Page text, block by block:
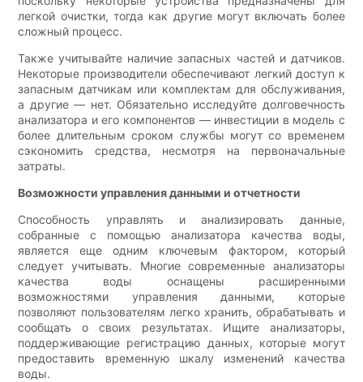
легкой очистки, тогда как другие могут включать более
сложный процесс.
Также учитывайте наличие запасных частей и датчиков.
Некоторые производители обеспечивают легкий доступ к
запасным датчикам или комплектам для обслуживания,
а другие — нет. Обязательно исследуйте долговечность
анализатора и его компонентов — инвестиции в модель с
более длительным сроком службы могут со временем
сэкономить средства, несмотря на первоначальные
затраты.
Возможности управления данными и отчетности
Способность управлять и анализировать данные,
собранные с помощью анализатора качества воды,
является еще одним ключевым фактором, который
следует учитывать. Многие современные анализаторы
качества воды оснащены расширенными
возможностями управления данными, которые
позволяют пользователям легко хранить, обрабатывать и
сообщать о своих результатах. Ищите анализаторы,
поддерживающие регистрацию данных, которые могут
предоставить временную шкалу изменений качества
воды.